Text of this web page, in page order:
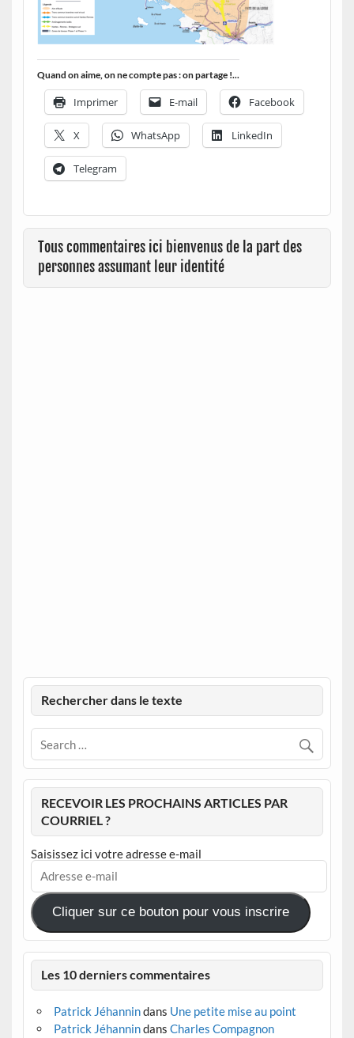
Quand on aime, on ne compte pas : on partage !...
Imprimer E-mail Facebook
X WhatsApp LinkedIn
Telegram
Tous commentaires ici bienvenus de la part des
personnes assumant leur identité
Rechercher dans le texte
RECEVOIR LES PROCHAINS ARTICLES PAR
COURRIEL ?
Saisissez ici votre adresse e-mail
Adresse
mail
Cliquer sur ce bouton pour vous inscrire
Les 10 derniers commentaires
Patrick Jéhannindans Une petite mise au point
Patrick Jéhannindans Charles Compagnon